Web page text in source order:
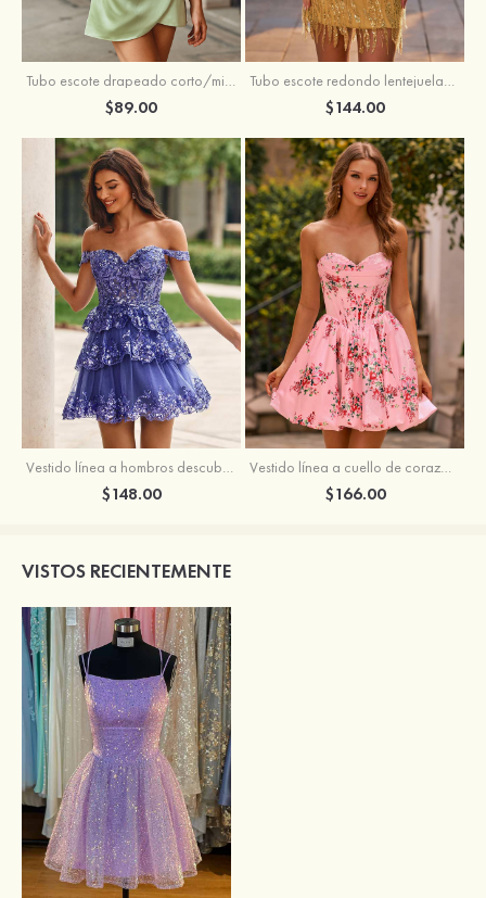
Tubo escote drapeado corto/mini tela charmeuse vestido para homecoming
$89.00
Tubo escote redondo lentejuelas corto vestido para homecoming
$144.00
Vestido línea a hombros descubiertos tul corto/mini vestido para homecoming
$148.00
Vestido línea a cuello de corazón satén corto vestido para homecoming
$166.00
VISTOS RECIENTEMENTE